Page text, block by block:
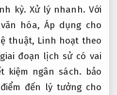
kỳ. Xử lý nhanh. Với
hóa, Áp dụng cho
thuật, Linh hoạt theo
đoạn lịch sử có vai
kiệm ngân sách. bảo
đến lý tưởng cho